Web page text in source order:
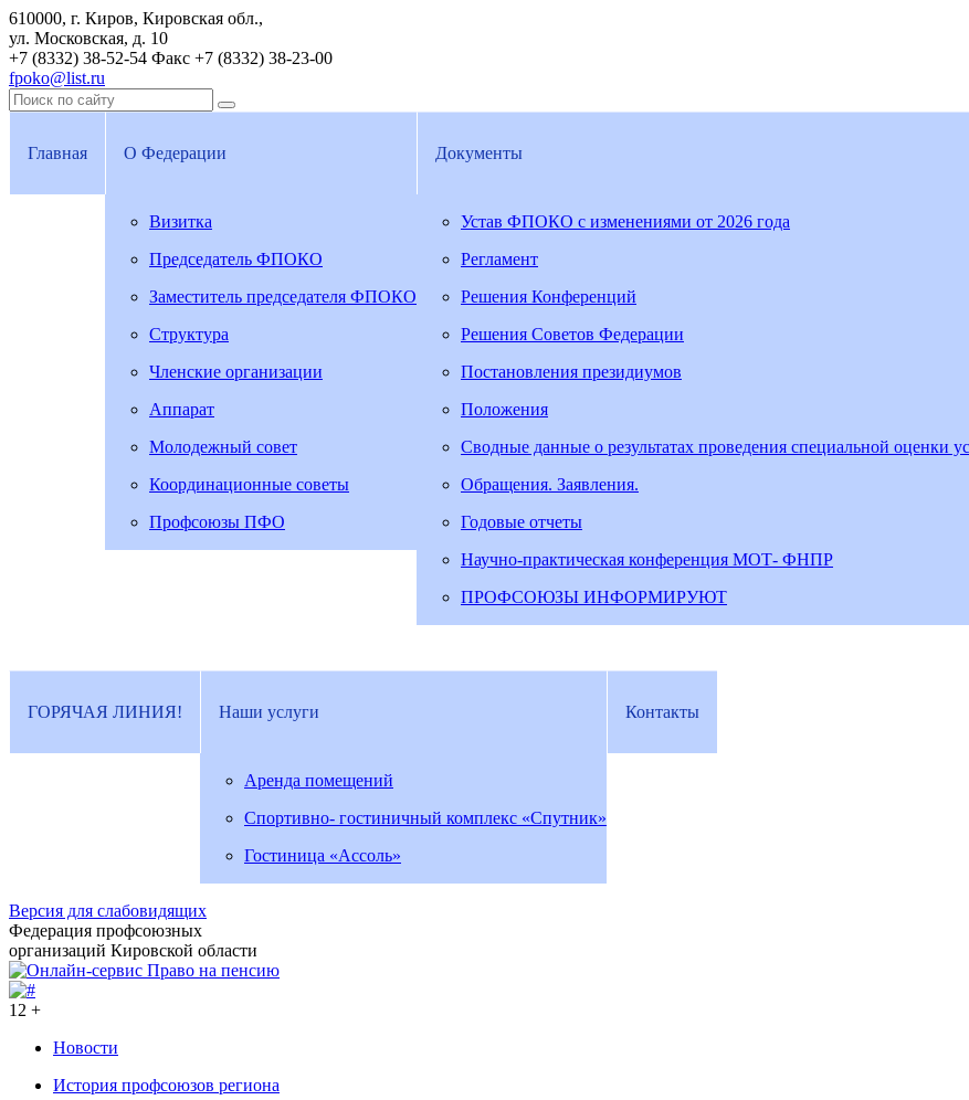
610000, г. Киров, Кировская обл.,
ул. Московская, д. 10
+7 (8332) 38-52-54 Факс +7 (8332) 38-23-00
fpoko@list.ru
Главная О Федерации
Визитка
Председатель ФПОКО
Заместитель председателя ФПОКО
Структура
Членские организации
Аппарат
Молодежный совет
Координационные советы
Профсоюзы ПФО
Документы
Устав ФПОКО с изменениями от 2026 года
Регламент
Решения Конференций
Решения Советов Федерации
Постановления президиумов
Положения
Сводные данные о результатах проведения специальной оценки
Обращения. Заявления.
Годовые отчеты
Научно-практическая конференция МОТ- ФНПР
ПРОФСОЮЗЫ ИНФОРМИРУЮТ
ГОРЯЧАЯ ЛИНИЯ! Наши услуги
Аренда помещений
Спортивно- гостиничный комплекс «Спутник»
Гостиница «Ассоль»
Контакты
Версия для слабовидящих
Федерация профсоюзных
организаций Кировской области
12 +
Новости
История профсоюзов региона